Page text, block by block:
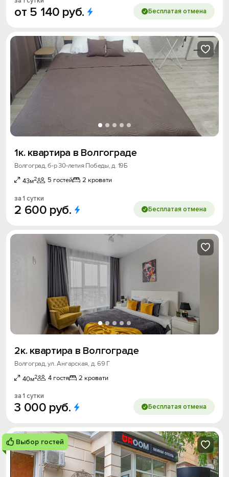
от 5 140 руб. Бесплатая отмена
1к. квартира в Волгограде
Волгоград, б-р 30-летия Победы, д. 19Б
43м2 5 гостей 2 кровати
за 1 сутки
2 600 руб. Бесплатая отмена
2к. квартира в Волгограде
Волгоград, ул. Ангарская, д. 69 Г
40м2 4 гостя 2 кровати
за 1 сутки
3 000 руб. Бесплатая отмена
Выбор гостей